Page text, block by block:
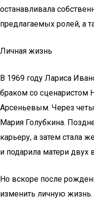
останавливала
предлагаемых ролей, а
Личная жизнь
В 1969 году Лариса
браком со
Арсеньевым. Через
Мария Голубкина.
карьеру, а затем стала
и подарила матери двух
Но вскоре после
изменить личную